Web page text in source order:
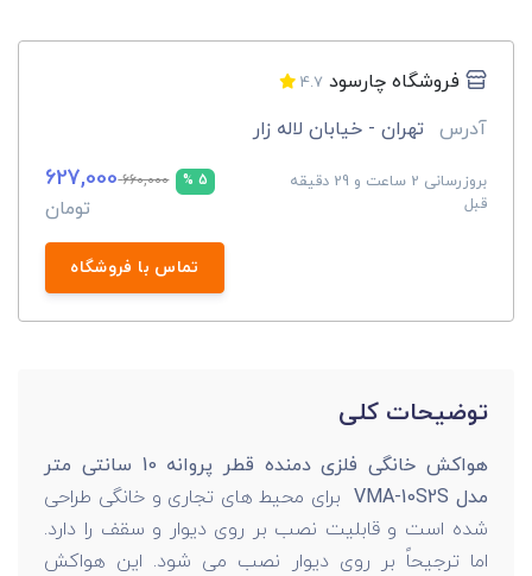
فروشگاه چارسود 4.7
آدرس تهران - خیابان لاله زار
بروزرسانی 2 ساعت و 29 دقیقه
قبل
5 %
660,000
627,000
تومان
تماس با فروشگاه
توضیحات کلی
هواکش خانگی فلزی دمنده قطر پروانه 10 سانتی متر
مدل VMA-10S2S
برای محیط های تجاری و خانگی طراحی
شده است و قابلیت نصب بر روی دیوار و سقف را دارد.
اما ترجیحاً بر روی دیوار نصب می شود. این هواکش